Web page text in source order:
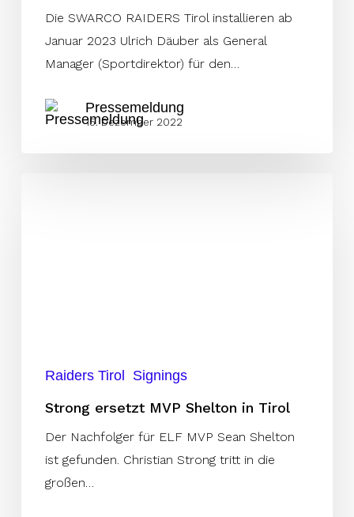
Die SWARCO RAIDERS Tirol installieren ab
Januar 2023 Ulrich Däuber als General
Manager (Sportdirektor) für den…
Pressemeldung
15. Dezember 2022
Raiders Tirol Signings
Strong ersetzt MVP Shelton in Tirol
Der Nachfolger für ELF MVP Sean Shelton
ist gefunden. Christian Strong tritt in die
großen…